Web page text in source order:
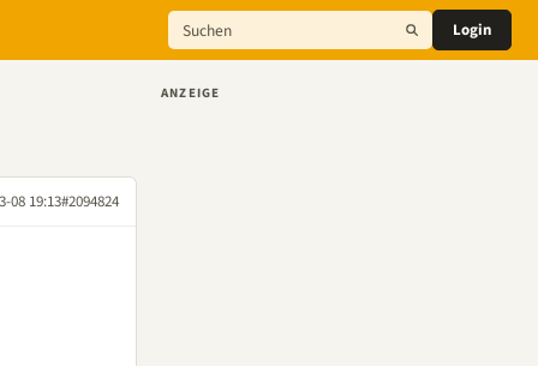
Login
08 19:13#2094824
ANZEIGE